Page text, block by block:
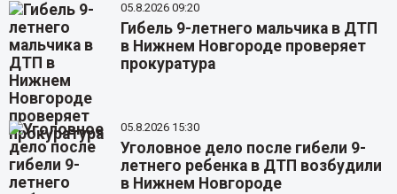
05.8.2026 09:20
Гибель 9-летнего мальчика в ДТП
в Нижнем Новгороде проверяет
прокуратура
05.8.2026 15:30
Уголовное дело после гибели 9-
летнего ребенка в ДТП возбудили
в Нижнем Новгороде